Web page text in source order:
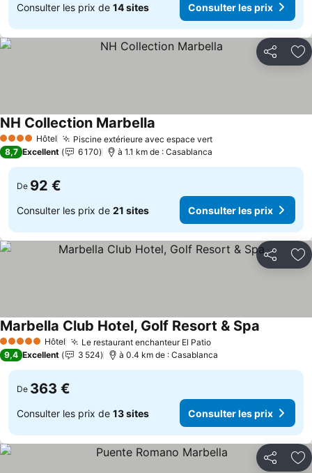
Consulter les prix de 14 sites Consulter les prix
Partager
4 Étoiles Hôtel Piscine extérieure avec espace vert
NH Collection Marbella
8,7 Excellent 6 170 à 1.1 km de : Casablanca
De 92 €
Consulter les prix de 21 sites Consulter les prix
Partager
5 Étoiles Hôtel Le restaurant enchanteur El Patio
Marbella Club Hotel, Golf Resort & Spa
9,4 Excellent 3 524 à 0.4 km de : Casablanca
De 363 €
Consulter les prix de 13 sites Consulter les prix
Partager